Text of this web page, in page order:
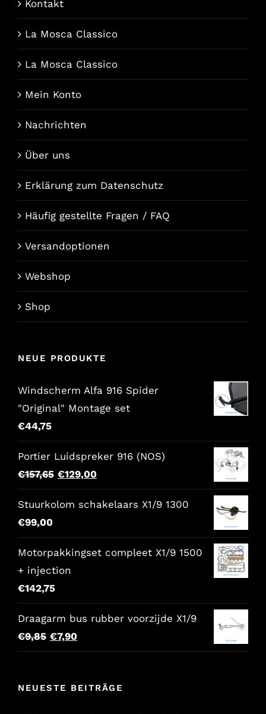
Kontakt
La Mosca Classico
La Mosca Classico
Mein Konto
Nachrichten
Über uns
Erklärung zum Datenschutz
Häufig gestellte Fragen / FAQ
Versandoptionen
Webshop
Shop
NEUE PRODUKTE
Windscherm Alfa 916 Spider
"Original" Montage set
€44,75
Portier Luidspreker 916 (NOS)
€157,65 Der
ursprüngliche
Preis
€129,00Der
aktuelle
Preis
Stuurkolom schakelaars X1/9 1300
€99,00
Motorpakkingset compleet X1/9 1500
+ injection
€142,75
Draagarm bus rubber voorzijde X1/9
€9,85 Der
ursprüngliche
war:
€7,90Der
aktuelle
lautet:
NEUESTE BEITRÄGE